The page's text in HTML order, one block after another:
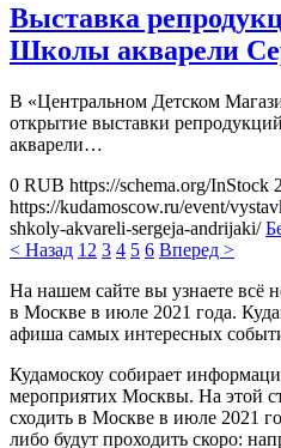
Выставка
Школы акварели
В «Центральном Детском
открытие выставки
акварели…
0 RUB https://schema.org/InStock
https://kudamoscow.ru/event/
shkoly-akvareli-sergeja-andrijaki/
< Назад 1 2 3 4 5 6 Вперед >
На нашем сайте вы узнаете всё
в Москве в июле 2021 года.
афиша самых интересных
Кудамоскоу собирает
мероприятих Москвы. На этой
сходить в Москве в июле 2021
либо будут проходить скоро: